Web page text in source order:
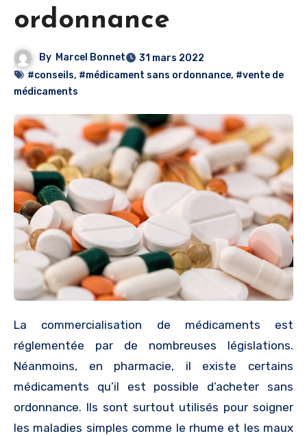
ordonnance
By Marcel Bonnet
31 mars 2022
#conseils, #médicament sans ordonnance, #vente de
médicaments
La commercialisation de médicaments est
réglementée par de nombreuses législations.
Néanmoins, en pharmacie, il existe certains
médicaments qu’il est possible d’acheter sans
ordonnance. Ils sont surtout utilisés pour soigner
les maladies simples comme le rhume et les maux